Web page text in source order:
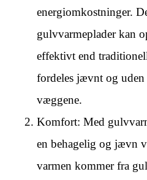
energiomkostninger.
gulvvarmeplader kan
effektivt end
fordeles jævnt og uden
væggene.
Komfort: Med
en behagelig og jævn
varmen kommer fra